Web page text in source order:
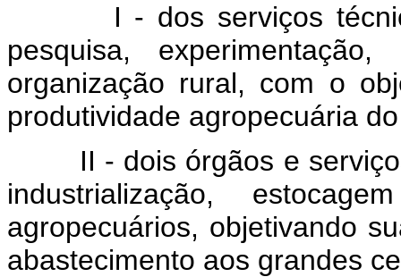
I - dos serviços
pesquisa,
organização rural, com o
produtividade agropecuária
II - dois órgãos e
industrialização,
agropecuários, objetivando
abastecimento aos grandes